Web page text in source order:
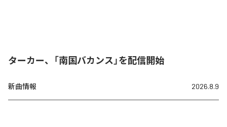
ターカー、「南国バカンス」を配信開始
新曲情報 2026.8.9